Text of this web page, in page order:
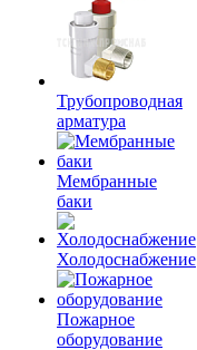
Трубопроводная
арматура
Мембранные
баки
Холодоснабжение
Пожарное
оборудование